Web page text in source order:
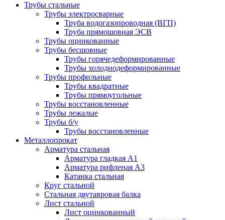
Трубы стальные
Трубы электросварные
Труба водогазопроводная (ВГП)
Труба прямошовная ЭСВ
Трубы оцинкованные
Трубы бесшовные
Трубы горячедеформированные
Трубы холоднодеформированные
Трубы профильные
Трубы квадратные
Трубы прямоугольные
Трубы восстановленные
Трубы лежалые
Трубы б/у
Трубы восстановленные
Металлопрокат
Арматура стальная
Арматура гладкая А1
Арматура рифленая А3
Катанка стальная
Круг стальной
Стальная двутавровая балка
Лист стальной
Лист оцинкованный